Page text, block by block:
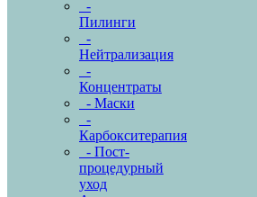
-
Пилинги
-
Нейтрализация
-
Концентраты
- Маски
-
Карбокситерапия
- Пост-
процедурный
уход